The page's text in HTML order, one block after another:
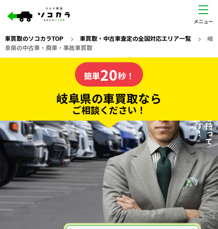
車買取のソコカラTOP > 車買取・中古車査定の全国対応エリア一覧> 岐
阜県の中古車・廃車・事故車買取
の車買取なら
ソコカラの
電話か出張か、高い方の査定を提案。
だから高価買取!
私たちが責任を持って
査定いたします！
簡単20秒！
岐阜県の車買取なら
ご相談ください！
20秒で入力完了！
無料で カンタンWeb査定
ご依頼いただいたお車を丁寧に査定いたします